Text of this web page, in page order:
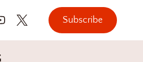
Subscribe